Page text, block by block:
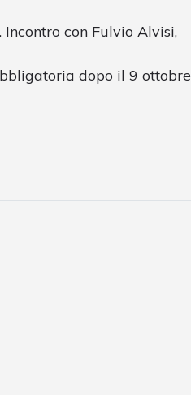
con Fulvio Alvisi,
dopo il 9 ottobre